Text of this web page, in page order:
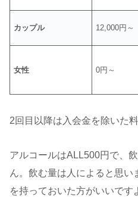
カップル 12,000円～
女性 0円～
2回目以降は入会金を除いた
アルコールはALL500円で、
ん。飲む量は人によると思い
を持っておいた方がいいです